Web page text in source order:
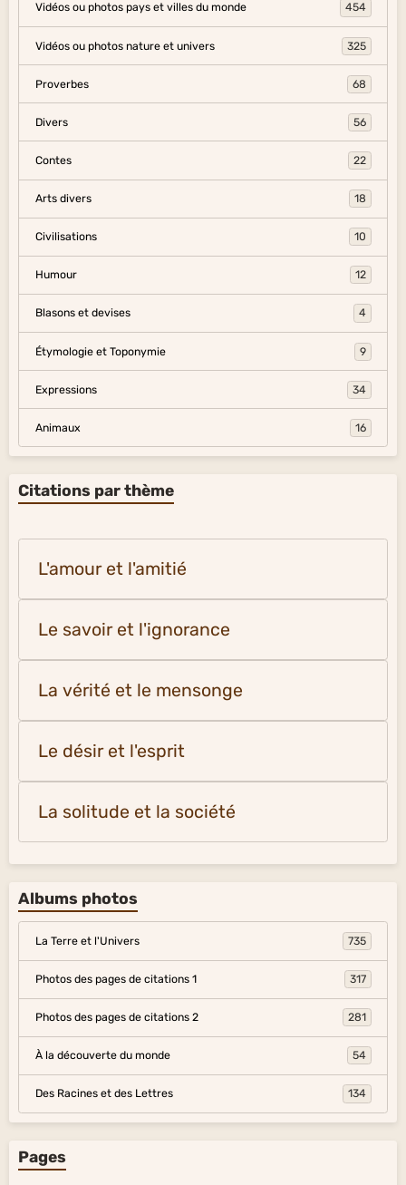
Vidéos ou photos pays et villes du monde 454
Vidéos ou photos nature et univers 325
Proverbes 68
Divers 56
Contes 22
Arts divers 18
Civilisations 10
Humour 12
Blasons et devises 4
Étymologie et Toponymie 9
Expressions 34
Animaux 16
Citations par thème
L'amour et l'amitié
Le savoir et l'ignorance
La vérité et le mensonge
Le désir et l'esprit
La solitude et la société
Albums photos
La Terre et l'Univers 735
Photos des pages de citations 1 317
Photos des pages de citations 2 281
À la découverte du monde 54
Des Racines et des Lettres 134
Pages